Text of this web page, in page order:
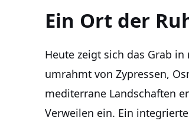
Ein Ort der
Heute zeigt sich das Grab
umrahmt von Zypressen,
mediterrane Landschaften
Verweilen ein. Ein